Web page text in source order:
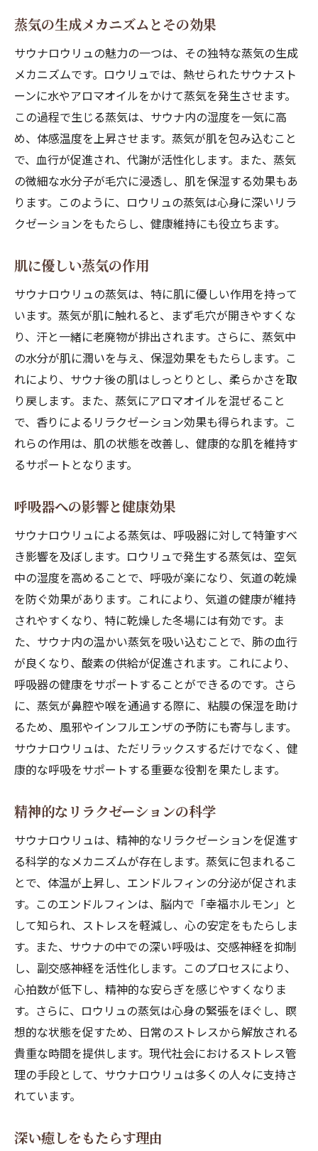
蒸気の生成メカニズムとその効果
サウナロウリュの魅力の一つは、その独特な蒸気の生成
メカニズムです。ロウリュでは、熱せられたサウナスト
ーンに水やアロマオイルをかけて蒸気を発生させます。
この過程で生じる蒸気は、サウナ内の湿度を一気に高
め、体感温度を上昇させます。蒸気が肌を包み込むこと
で、血行が促進され、代謝が活性化します。また、蒸気
の微細な水分子が毛穴に浸透し、肌を保湿する効果もあ
ります。このように、ロウリュの蒸気は心身に深いリラ
クゼーションをもたらし、健康維持にも役立ちます。
肌に優しい蒸気の作用
サウナロウリュの蒸気は、特に肌に優しい作用を持って
います。蒸気が肌に触れると、まず毛穴が開きやすくな
り、汗と一緒に老廃物が排出されます。さらに、蒸気中
の水分が肌に潤いを与え、保湿効果をもたらします。こ
れにより、サウナ後の肌はしっとりとし、柔らかさを取
り戻します。また、蒸気にアロマオイルを混ぜること
で、香りによるリラクゼーション効果も得られます。こ
れらの作用は、肌の状態を改善し、健康的な肌を維持す
るサポートとなります。
呼吸器への影響と健康効果
サウナロウリュによる蒸気は、呼吸器に対して特筆すべ
き影響を及ぼします。ロウリュで発生する蒸気は、空気
中の湿度を高めることで、呼吸が楽になり、気道の乾燥
を防ぐ効果があります。これにより、気道の健康が維持
されやすくなり、特に乾燥した冬場には有効です。ま
た、サウナ内の温かい蒸気を吸い込むことで、肺の血行
が良くなり、酸素の供給が促進されます。これにより、
呼吸器の健康をサポートすることができるのです。さら
に、蒸気が鼻腔や喉を通過する際に、粘膜の保湿を助け
るため、風邪やインフルエンザの予防にも寄与します。
サウナロウリュは、ただリラックスするだけでなく、健
康的な呼吸をサポートする重要な役割を果たします。
精神的なリラクゼーションの科学
サウナロウリュは、精神的なリラクゼーションを促進す
る科学的なメカニズムが存在します。蒸気に包まれるこ
とで、体温が上昇し、エンドルフィンの分泌が促されま
す。このエンドルフィンは、脳内で「幸福ホルモン」と
して知られ、ストレスを軽減し、心の安定をもたらしま
す。また、サウナの中での深い呼吸は、交感神経を抑制
し、副交感神経を活性化します。このプロセスにより、
心拍数が低下し、精神的な安らぎを感じやすくなりま
す。さらに、ロウリュの蒸気は心身の緊張をほぐし、瞑
想的な状態を促すため、日常のストレスから解放される
貴重な時間を提供します。現代社会におけるストレス管
理の手段として、サウナロウリュは多くの人々に支持さ
れています。
深い癒しをもたらす理由